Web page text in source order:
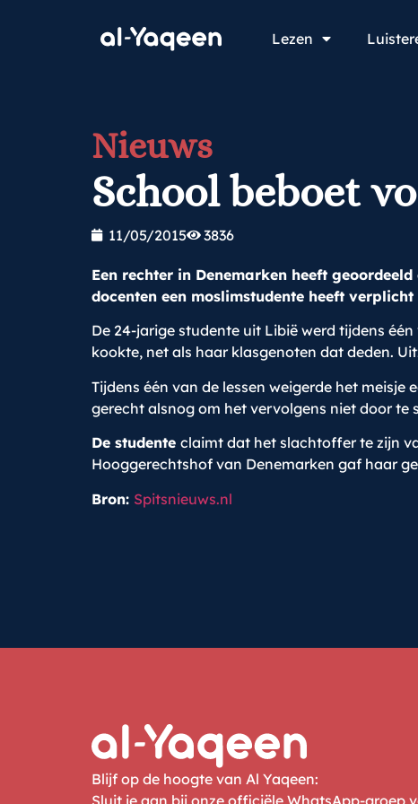
Lezen
Nieuws
School beboet
11/05/2015 3836
Een rechter in Denemarken heeft
docenten een moslimstudente heeft
De 24-jarige studente uit Libië werd tijdens
kookte, net als haar klasgenoten dat deden.
Tijdens één van de lessen weigerde het
gerecht alsnog om het vervolgens niet door te
De studente claimt dat het slachtoffer te zijn
Hooggerechtshof van Denemarken gaf haar
Bron: Spitsnieuws.nl
Blijf op de hoogte van Al Yaqeen:
Sluit je aan bij onze officiële WhatsApp-groep